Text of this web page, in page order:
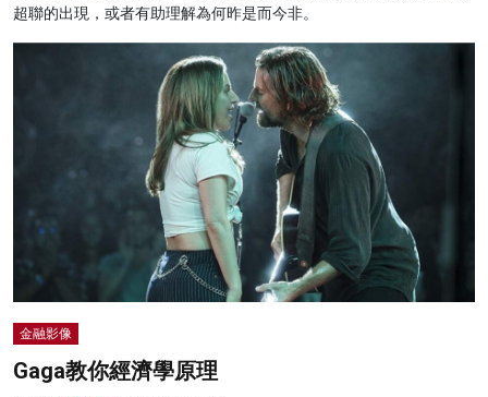
超聯的出現，或者有助理解為何昨是而今非。
金融影像
Gaga教你經濟學原理